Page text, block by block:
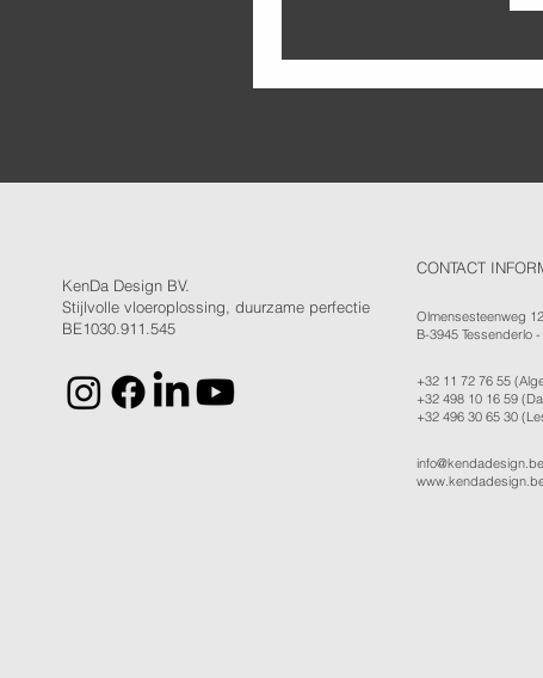
KenDa Design BV.
Stijlvolle vloeroplossing, duurzame perfectie
BE1030.911.545
CONTACT
Olmensesteenweg
B-3945 Tessenderlo
+32 11 72 76 55
+32 498 10 16 59
+32 496 30 65 30
info@kendadesign.be